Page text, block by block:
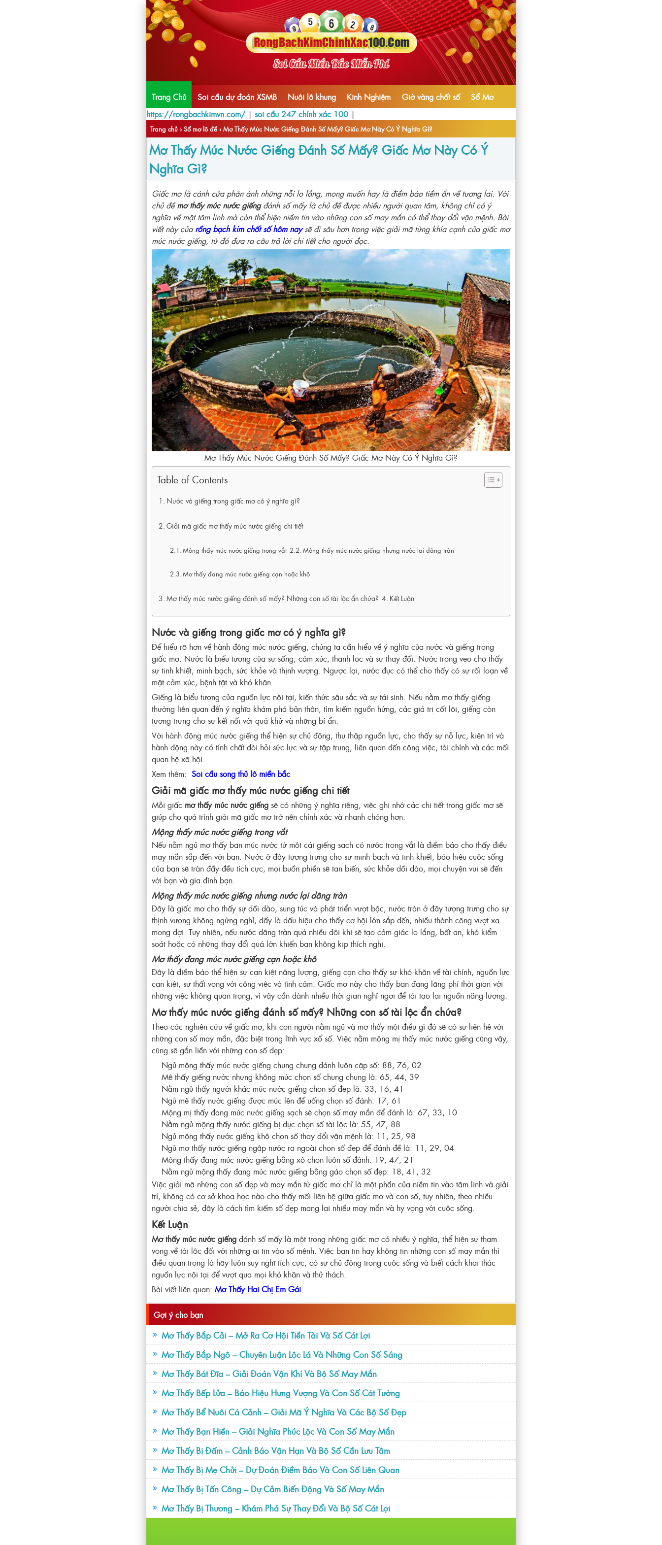
Trang Chủ Soi cầu dự đoán XSMB Nuôi lô khung Kinh Nghiệm Giờ vàng chốt số
Sổ Mơ
https://rongbachkimvn.com/| soi cầu 247 chính xác 100 |
Trang chủ ›Sổ mơ lô đề ›Mơ Thấy Múc Nước Giếng Đánh Số Mấy? Giấc Mơ Này Có Ý Nghĩa Gì?
Mơ Thấy Múc Nước Giếng Đánh Số Mấy? Giấc Mơ Này Có Ý
Nghĩa Gì?
Giấc mơ là cánh cửa phản ánh những nỗi lo lắng, mong muốn hay là điềm báo tiềm ẩn về tương lai. Với
chủ đềmơ thấy múc nước giếngđánh số mấy là chủ đề được nhiều người quan tâm, không chỉ có ý
nghĩa về mặt tâm linh mà còn thể hiện niềm tin vào những con số may mắn có thể thay đổi vận mệnh. Bài
viết này của rồng bạch kim chốt số hôm naysẽ đi sâu hơn trong việc giải mã từng khía cạnh của giấc mơ
múc nước giếng, từ đó đưa ra câu trả lời chi tiết cho người đọc.
Mơ Thấy Múc Nước Giếng Đánh Số Mấy? Giấc Mơ Này Có Ý Nghĩa Gì?
Table of Contents
Nước và giếng trong giấc mơ có ý nghĩa gì?
Giải mã giấc mơ thấy múc nước giếng chi tiết
Mộng thấy múc nước giếng trong vắt Mộng thấy múc nước giếng nhưng nước lại dâng tràn
Mơ thấy đang múc nước giếng cạn hoặc khô
Mơ thấy múc nước giếng đánh số mấy? Những con số tài lộc ẩn chứa? Kết Luận
Nước và giếng trong giấc mơ có ý nghĩa gì?
Để hiểu rõ hơn về hành động múc nước giếng, chúng ta cần hiểu về ý nghĩa của nước và giếng trong
giấc mơ. Nước là biểu tượng của sự sống, cảm xúc, thanh lọc và sự thay đổi. Nước trong veo cho thấy
sự tinh khiết, minh bạch, sức khỏe và thịnh vượng. Ngược lại, nước đục có thể cho thấy có sự rối loạn về
mặt cảm xúc, bệnh tật và khó khăn.
Giếng là biểu tượng của nguồn lực nội tại, kiến thức sâu sắc và sự tái sinh. Nếu nằm mơ thấy giếng
thường liên quan đến ý nghĩa khám phá bản thân, tìm kiếm nguồn hứng, các giá trị cốt lõi, giếng còn
tượng trưng cho sự kết nối với quá khứ và những bí ẩn.
Với hành động múc nước giếng thể hiện sự chủ động, thu thập nguồn lực, cho thấy sự nỗ lực, kiên trì và
hành động này có tính chất đòi hỏi sức lực và sự tập trung, liên quan đến công việc, tài chính và các mối
quan hệ xã hội.
Xem thêm: Soi cầu song thủ lô miền bắc
Giải mã giấc mơ thấy múc nước giếng chi tiết
Mỗi giấc mơ thấy múc nước giếng sẽ có những ý nghĩa riêng, việc ghi nhớ các chi tiết trong giấc mơ sẽ
giúp cho quá trình giải mã giấc mơ trở nên chính xác và nhanh chóng hơn.
Mộng thấy múc nước giếng trong vắt
Nếu nằm ngủ mơ thấy bạn múc nước từ một cái giếng sạch có nước trong vắt là điềm báo cho thấy điều
may mắn sắp đến với bạn. Nước ở đây tượng trưng cho sự minh bạch và tinh khiết, báo hiệu cuộc sống
của bạn sẽ tràn đầy đều tích cực, mọi buồn phiền sẽ tan biến, sức khỏe dồi dào, mọi chuyện vui sẽ đến
với bạn và gia đình bạn.
Mộng thấy múc nước giếng nhưng nước lại dâng tràn
Đây là giấc mơ cho thấy sự dồi dào, sung túc và phát triển vượt bậc, nước tràn ở đây tượng trưng cho sự
thịnh vượng không ngừng nghỉ, đấy là dấu hiệu cho thấy cơ hội lớn sắp đến, nhiều thành công vượt xa
mong đợi. Tuy nhiên, nếu nước dâng tràn quá nhiều đôi khi sẽ tạo cảm giác lo lắng, bất an, khó kiểm
soát hoặc có những thay đổi quá lớn khiến bạn không kịp thích nghi.
Mơ thấy đang múc nước giếng cạn hoặc khô
Đây là điềm báo thể hiện sự cạn kiệt năng lượng, giếng cạn cho thấy sự khó khăn về tài chính, nguồn lực
cạn kiệt, sự thất vọng với công việc và tình cảm. Giấc mơ này cho thấy bạn đang lãng phí thời gian với
những việc không quan trọng, vì vậy cần dành nhiều thời gian nghỉ ngơi để tái tạo lại nguồn năng lượng.
Mơ thấy múc nước giếng đánh số mấy? Những con số tài lộc ẩn chứa?
Theo các nghiên cứu về giấc mơ, khi con người nằm ngủ và mơ thấy một điều gì đó sẽ có sự liên hệ với
những con số may mắn, đặc biệt trong lĩnh vực xổ số. Việc nằm mộng mị thấy múc nước giếng cũng vậy,
cũng sẽ gắn liền với những con số đẹp:
Ngủ mộng thấy múc nước giếng chung chung đánh luôn cặp số: 88, 76, 02
Mê thấy giếng nước nhưng không múc chọn số chung chung là: 65, 44, 39
Nằm ngủ thấy người khác múc nước giếng chọn số đẹp là: 33, 16, 41
Ngủ mê thấy nước giếng được múc lên để uống chọn số đánh: 17, 61
Mộng mị thấy đang múc nước giếng sạch sẽ chọn số may mắn để đánh là: 67, 33, 10
Nằm ngủ mộng thấy nước giếng bị đục chọn số tài lộc là: 55, 47, 88
Ngủ mộng thấy nước giếng khô chọn số thay đổi vận mệnh là: 11, 25, 98
Ngủ mơ thấy nước giếng ngập nước ra ngoài chọn số đẹp để đánh đề là: 11, 29, 04
Mộng thấy đang múc nước giếng bằng xô chọn luôn số đánh: 19, 47, 21
Nằm ngủ mộng thấy đang múc nước giếng bằng gáo chọn số đẹp: 18, 41, 32
Việc giải mã những con số đẹp và may mắn từ giấc mơ chỉ là một phần của niềm tin vào tâm linh và giải
trí, không có cơ sở khoa học nào cho thấy mối liên hệ giữa giấc mơ và con số, tuy nhiên, theo nhiều
người chia sẻ, đây là cách tìm kiếm số đẹp mang lại nhiều may mắn và hy vọng với cuộc sống.
Kết Luận
Mơ thấy múc nước giếng đánh số mấy là một trong những giấc mơ có nhiều ý nghĩa, thể hiện sự tham
vọng về tài lộc đối với những ai tin vào số mệnh. Việc bạn tin hay không tin những con số may mắn thì
điều quan trọng là hãy luôn suy nghĩ tích cực, có sự chủ động trong cuộc sống và biết cách khai thác
nguồn lực nội tại để vượt qua mọi khó khăn và thử thách.
Bài viết liên quan: Mơ Thấy Hai Chị Em Gái
Gợi ý cho bạn
Mơ Thấy Bắp Cải – Mở Ra Cơ Hội Tiền Tài Và Số Cát Lợi
Mơ Thấy Bắp Ngô – Chuyên Luận Lộc Lá Và Những Con Số Sáng
Mơ Thấy Bát Đĩa – Giải Đoán Vận Khí Và Bộ Số May Mắn
Mơ Thấy Bếp Lửa – Báo Hiệu Hưng Vượng Và Con Số Cát Tường
Mơ Thấy Bể Nuôi Cá Cảnh – Giải Mã Ý Nghĩa Và Các Bộ Số Đẹp
Mơ Thấy Bạn Hiền – Giải Nghĩa Phúc Lộc Và Con Số May Mắn
Mơ Thấy Bị Đấm – Cảnh Báo Vận Hạn Và Bộ Số Cần Lưu Tâm
Mơ Thấy Bị Mẹ Chửi – Dự Đoán Điềm Báo Và Con Số Liên Quan
Mơ Thấy Bị Tấn Công – Dự Cảm Biến Động Và Số May Mắn
Mơ Thấy Bị Thương – Khám Phá Sự Thay Đổi Và Bộ Số Cát Lợi